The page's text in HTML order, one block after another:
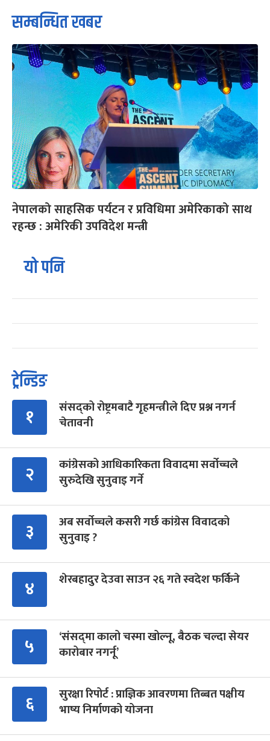
सम्बन्धित खबर
नेपालको साहसिक पर्यटन र प्रविधिमा अमेरिकाको साथ
रहन्छ : अमेरिकी उपविदेश मन्त्री
यो पनि
ट्रेन्डिङ
१
संसद्को रोष्ट्रमबाटै गृहमन्त्रीले दिए प्रश्न नगर्न
चेतावनी
२
कांग्रेसको आधिकारिकता विवादमा सर्वोच्चले
सुरुदेखि सुनुवाइ गर्ने
३
अब सर्वोच्चले कसरी गर्छ कांग्रेस विवादको
सुनुवाइ ?
४ शेरबहादुर देउवा साउन २६ गते स्वदेश फर्किने
५
‘संसद्‍मा कालो चस्मा खोल्नू, बैठक चल्दा सेयर
कारोबार नगर्नू’
६
सुरक्षा रिपोर्ट : प्राज्ञिक आवरणमा तिब्बत पक्षीय
भाष्य निर्माणको योजना